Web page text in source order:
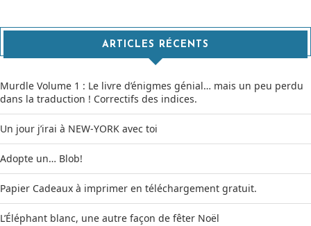
ARTICLES RÉCENTS
Murdle Volume 1 : Le livre d’énigmes génial… mais un peu perdu
dans la traduction ! Correctifs des indices.
Un jour j’irai à NEW-YORK avec toi
Adopte un… Blob!
Papier Cadeaux à imprimer en téléchargement gratuit.
L’Éléphant blanc, une autre façon de fêter Noël